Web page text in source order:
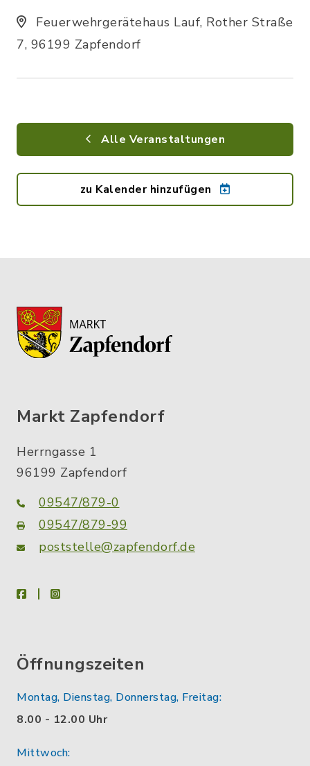
Feuerwehrgerätehaus Lauf, Rother Straße
7, 96199 Zapfendorf
Alle Veranstaltungen
zu Kalender hinzufügen
Markt Zapfendorf
Herrngasse 1
96199 Zapfendorf
09547/879-0
09547/879-99
poststelle@zapfendorf.de
facebookinstagram
Öffnungszeiten
Montag, Dienstag, Donnerstag, Freitag:
8.00 - 12.00 Uhr
Mittwoch: